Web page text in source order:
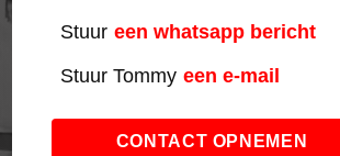
Stuur een whatsapp bericht
Stuur Tommy een e-mail
CONTACT OPNEMEN